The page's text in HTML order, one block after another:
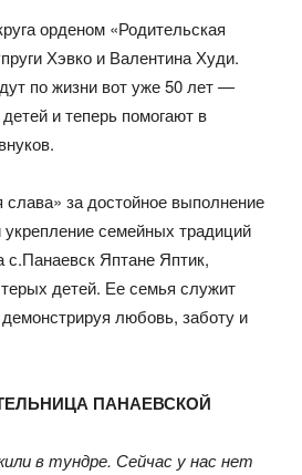
орденом «Родительская
Хэвко и Валентина Худи.
по жизни вот уже 50 лет —
и теперь помогают в
за достойное выполнение
укрепление семейных традиций
с.Панаевск Яптане Яптик,
детей. Ее семья служит
любовь, заботу и
ПАНАЕВСКОЙ
в тундре. Сейчас у нас нет